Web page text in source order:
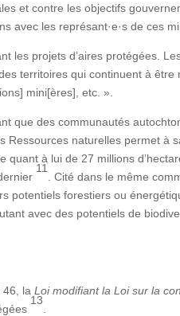
et contre les objectifs
avec les représant·e·s de ces
les projets d’aires protégées.
territoires qui continuent à être
mini[ères], etc. ».
que des communautés
Ressources naturelles permet à
quant à lui de 27 millions
11
. Cité dans le même
potentiels forestiers ou
avec des potentiels de
46, laLoi modifiant laLoi sur la
13